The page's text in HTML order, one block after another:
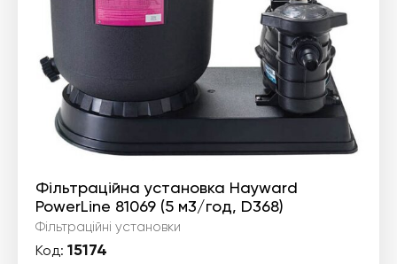
Фільтраційна установка Hayward
PowerLine 81069 (5 м3/год, D368)
Фільтраційні установки
Код: 15174